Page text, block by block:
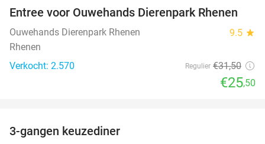
19%
TODAY
Entree voor Ouwehands Dierenpark Rhenen
Ouwehands Dierenpark Rhenen 9.5 star
Rhenen
Verkocht: 2.570
Regulier €31,50
€25,50
3-gangen keuzediner